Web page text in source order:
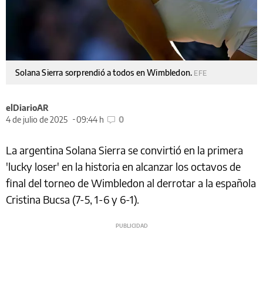
Solana Sierra sorprendió a todos en Wimbledon. EFE
elDiarioAR
4 de julio de 2025
09:44 h 0
La argentina Solana Sierra se convirtió en la primera
'lucky loser' en la historia en alcanzar los octavos de
final del torneo de Wimbledon al derrotar a la española
Cristina Bucsa (7-5, 1-6 y 6-1).